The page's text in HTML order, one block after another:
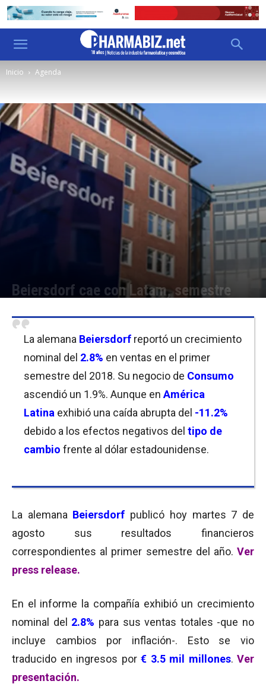
Inicio Agenda
Beiersdorf cae con Latam, semestre
La alemana Beiersdorf reportó un crecimiento
nominal del 2.8% en ventas en el primer
semestre del 2018. Su negocio de Consumo
ascendió un 1.9%. Aunque en América
Latina exhibió una caída abrupta del -11.2%
debido a los efectos negativos del tipo de
cambio frente al dólar estadounidense.
La alemana Beiersdorf publicó hoy martes 7 de
agosto sus resultados financieros
correspondientes al primer semestre del año. Ver
press release.
En el informe la compañía exhibió un crecimiento
nominal del 2.8% para sus ventas totales -que no
incluye cambios por inflación-. Esto se vio
traducido en ingresos por € 3.5 mil millones. Ver
presentación.